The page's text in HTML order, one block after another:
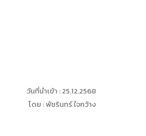
วันที่นำเข้า : 25.12.2568
โดย : พัชรินทร์ ใจกว้าง